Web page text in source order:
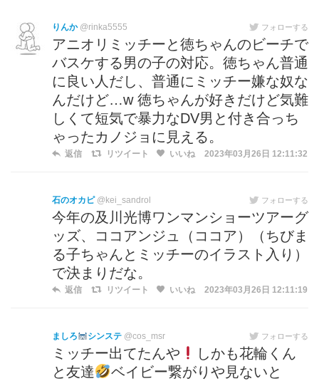
りんか @rinka5555 フォローする
アニオリミッチーと徳ちゃんのビーチで
バスケする男の子の対応。徳ちゃん普通
に良い人だし、普通にミッチー嫌な奴な
んだけど…w 徳ちゃんが好きだけど気難
しくて短気で暴力なDV男と付き合っち
ゃったカノジョに見える。
返信 リツイート いいね 2023年03月26日 12:11:32
石のオカピ @kei_sandrol フォローする
今年の及川光博ワンマンショーツアーグ
ッズ、ココアンジュ（ココア）（ちびま
る子ちゃんとミッチーのイラスト入り）
で決まりだな。
返信 リツイート いいね 2023年03月26日 12:11:19
ましろ シンステ @cos_msr フォローする
ミッチー出てたんや
しかも花輪くん
と友達
ベイビー繋がりや見ないと